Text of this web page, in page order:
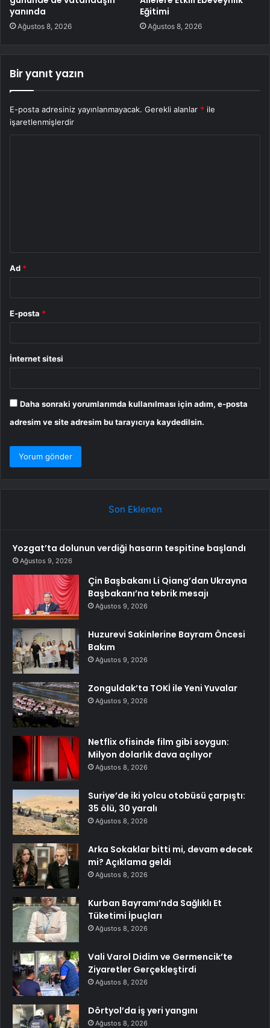
yanında
Ağustos 8, 2026
Eğitimi
Ağustos 8, 2026
Bir yanıt yazın
E-posta adresiniz yayınlanmayacak. Gerekli alanlar * ile
işaretlenmişlerdir
Ad *
E-posta *
İnternet sitesi
Daha sonraki yorumlarımda kullanılması için adım, e-posta
adresim ve site adresim bu tarayıcıya kaydedilsin.
Son Eklenen
Yozgat’ta dolunun verdiği hasarın tespitine başlandı
Ağustos 9, 2026
Çin Başbakanı Li Qiang’dan Ukrayna
Başbakanı’na tebrik mesajı
Ağustos 9, 2026
Huzurevi Sakinlerine Bayram Öncesi
Bakım
Ağustos 9, 2026
Zonguldak’ta TOKİ ile Yeni Yuvalar
Ağustos 9, 2026
Netflix ofisinde film gibi soygun:
Milyon dolarlık dava açılıyor
Ağustos 8, 2026
Suriye’de iki yolcu otobüsü çarpıştı:
35 ölü, 30 yaralı
Ağustos 8, 2026
Arka Sokaklar bitti mi, devam edecek
mi? Açıklama geldi
Ağustos 8, 2026
Kurban Bayramı’nda Sağlıklı Et
Tüketimi İpuçları
Ağustos 8, 2026
Vali Varol Didim ve Germencik’te
Ziyaretler Gerçekleştirdi
Ağustos 8, 2026
Dörtyol’da iş yeri yangını
Ağustos 8, 2026